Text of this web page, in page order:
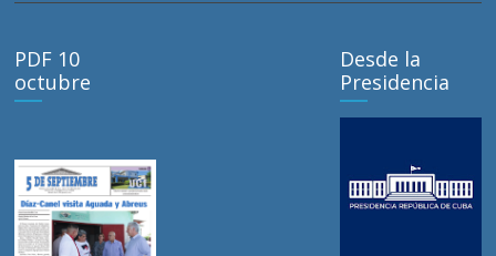
PDF 10
octubre
Desde la
Presidencia